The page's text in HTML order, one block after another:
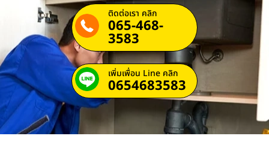
ติดต่อเรา คลิก
065-468-
3583
เพิ่มเพื่อน Line คลิก
0654683583